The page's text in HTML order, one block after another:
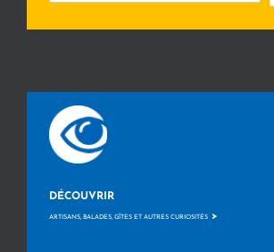
DÉCOUVRIR
ARTISANS, BALADES, GÎTES ET AUTRES CURIOSITÉS >